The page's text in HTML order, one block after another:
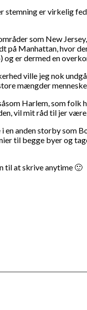
stemning er virkelig
som New
på Manhattan, hvor
er dermed en
ville jeg nok
mængder
Harlem, som folk
vil mit råd til jer
anden storby som
til begge byer og
til at skrive anytime 🙂